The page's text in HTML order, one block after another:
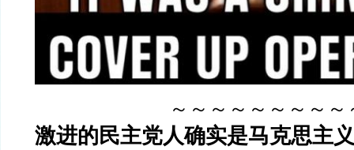
～～～～～～～～～
激进的民主党人确实是马克思主